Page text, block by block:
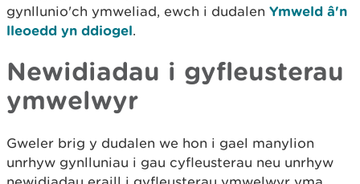
gynllunio'ch ymweliad, ewch i dudalen Ymweld â'n
lleoedd yn ddiogel.
Newidiadau i gyfleusterau
ymwelwyr
Gweler brig y dudalen we hon i gael manylion
unrhyw gynlluniau i gau cyfleusterau neu unrhyw